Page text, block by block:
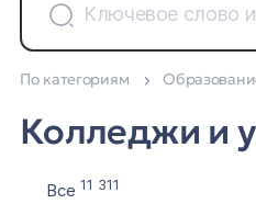
Доменные зоны
Все 35
По категориям
Колледжи и
Все 11 311